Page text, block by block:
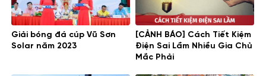
Giải bóng đá cúp Vũ Sơn
Solar năm 2023
[CẢNH BÁO] Cách Tiết Kiệm
Điện Sai Lầm Nhiều Gia Chủ
Mắc Phải